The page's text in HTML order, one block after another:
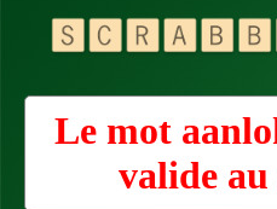
Le mot
valide au